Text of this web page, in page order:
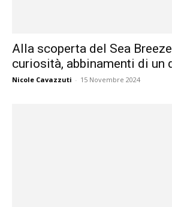
Alla scoperta del Sea
curiosità, abbinamenti di un
Nicole Cavazzuti - 15 Novembre 2024